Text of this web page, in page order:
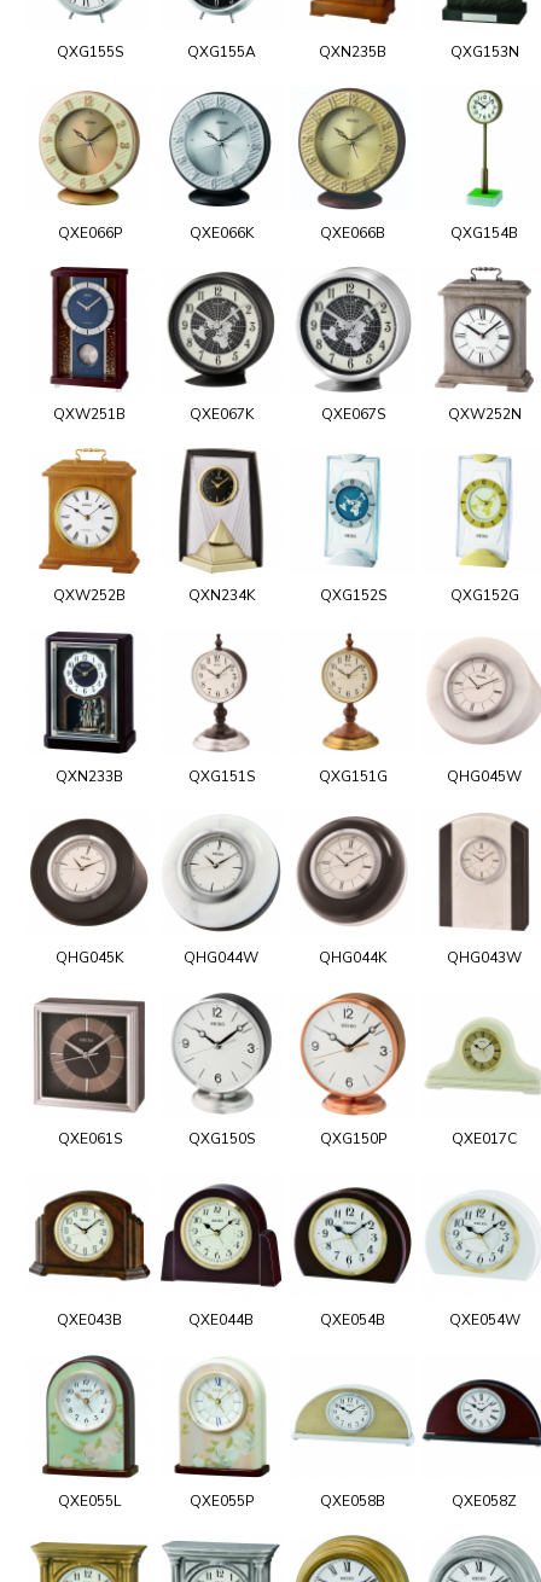
QXG155S QXG155A QXN235B QXG153N
QXE066P QXE066K QXE066B QXG154B
QXW251B QXE067K QXE067S QXW252N
QXW252B QXN234K QXG152S QXG152G
QXN233B QXG151S QXG151G QHG045W
QHG045K QHG044W QHG044K QHG043W
QXE061S QXG150S QXG150P QXE017C
QXE043B QXE044B QXE054B QXE054W
QXE055L QXE055P QXE058B QXE058Z